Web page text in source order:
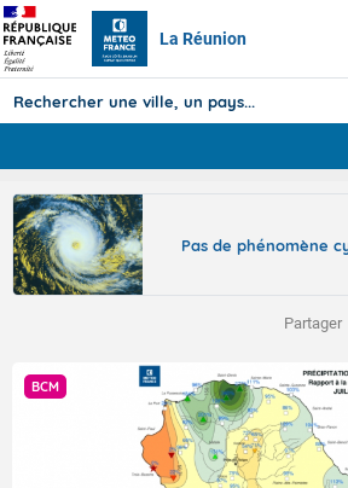
La Réunion
Prévisions
TOUS LES RÉSULTATS
Articles
Pas de phénomène
Partager
BCM